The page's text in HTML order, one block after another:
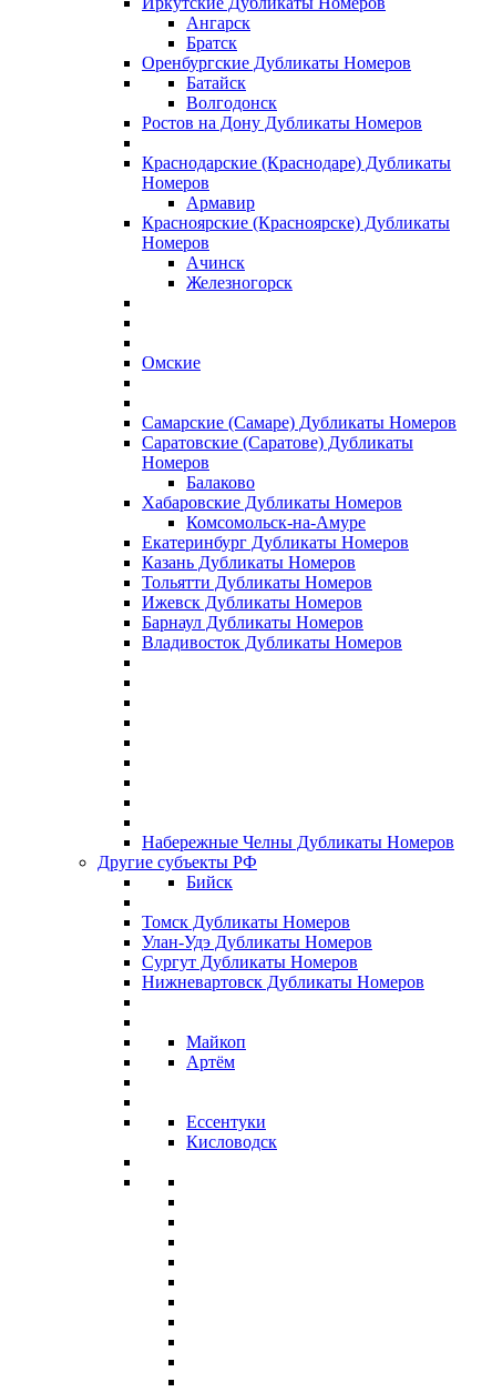
Ангарск
Братск
Оренбургские Дубликаты Номеров
Батайск
Волгодонск
Ростов на Дону Дубликаты Номеров
Краснодарские (Краснодаре) Дубликаты
Номеров
Армавир
Красноярские (Красноярске) Дубликаты
Номеров
Ачинск
Железногорск
Омские
Самарские (Самаре) Дубликаты Номеров
Саратовские (Саратове) Дубликаты
Номеров
Балаково
Хабаровские Дубликаты Номеров
Комсомольск-на-Амуре
Екатеринбург Дубликаты Номеров
Казань Дубликаты Номеров
Тольятти Дубликаты Номеров
Ижевск Дубликаты Номеров
Барнаул Дубликаты Номеров
Владивосток Дубликаты Номеров
Набережные Челны Дубликаты Номеров
Другие субъекты РФ
Бийск
Томск Дубликаты Номеров
Улан-Удэ Дубликаты Номеров
Сургут Дубликаты Номеров
Нижневартовск Дубликаты Номеров
Майкоп
Артём
Ессентуки
Кисловодск